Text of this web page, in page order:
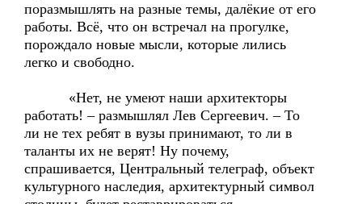
поразмышлять на разные темы, далёкие от его
работы. Всё, что он встречал на прогулке,
порождало новые мысли, которые лились
легко и свободно.
«Нет, не умеют наши архитекторы
работать! – размышлял Лев Сергеевич. – То
ли не тех ребят в вузы принимают, то ли в
таланты их не верят! Ну почему,
спрашивается, Центральный телеграф, объект
культурного наследия, архитектурный символ